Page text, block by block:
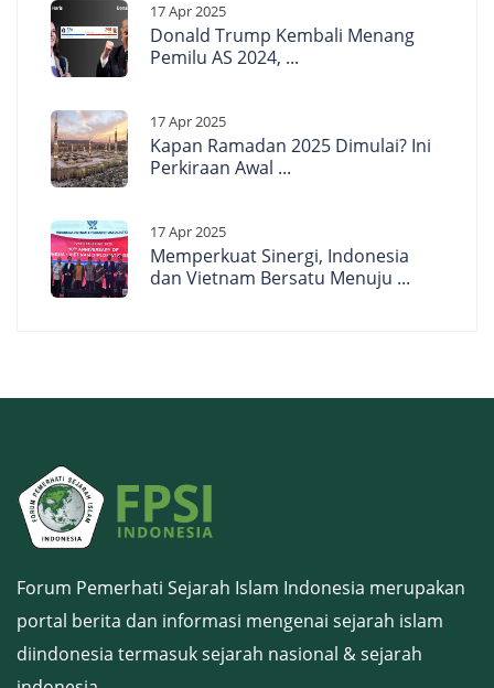
17 Apr 2025
Donald Trump Kembali Menang
Pemilu AS 2024, ...
17 Apr 2025
Kapan Ramadan 2025 Dimulai? Ini
Perkiraan Awal ...
17 Apr 2025
Memperkuat Sinergi, Indonesia
dan Vietnam Bersatu Menuju ...
Forum Pemerhati Sejarah Islam Indonesia merupakan
portal berita dan informasi mengenai sejarah islam
diindonesia termasuk sejarah nasional & sejarah